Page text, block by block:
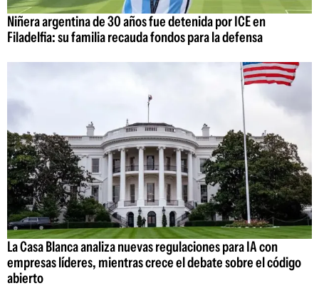
Niñera argentina de 30 años fue detenida por ICE en
Filadelfia: su familia recauda fondos para la defensa
La Casa Blanca analiza nuevas regulaciones para IA con
empresas líderes, mientras crece el debate sobre el código
abierto